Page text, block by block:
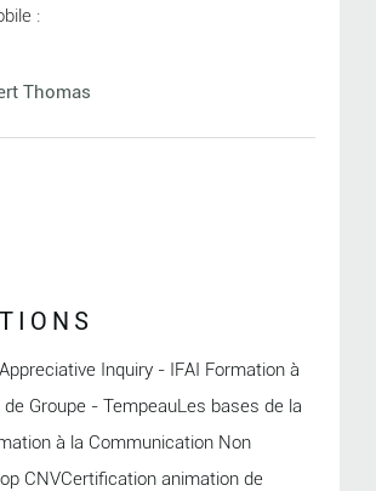
:
Thomas
Inquiry - IFAI Formation à
de Groupe - TempeauLes bases de la
à la Communication Non
CNVCertification animation de